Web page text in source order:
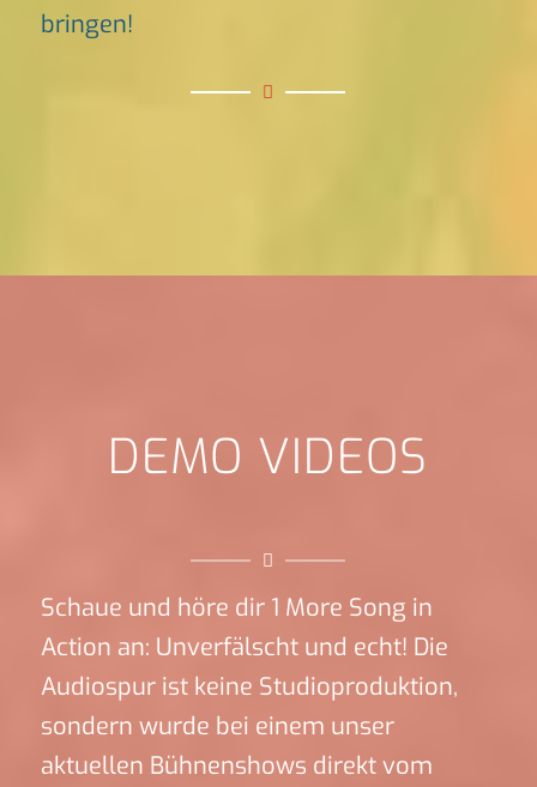
bringen!
DEMO VIDEOS
Schaue und höre dir 1 More Song in
Action an: Unverfälscht und echt! Die
Audiospur ist keine Studioproduktion,
sondern wurde bei einem unser
aktuellen Bühnenshows direkt vom